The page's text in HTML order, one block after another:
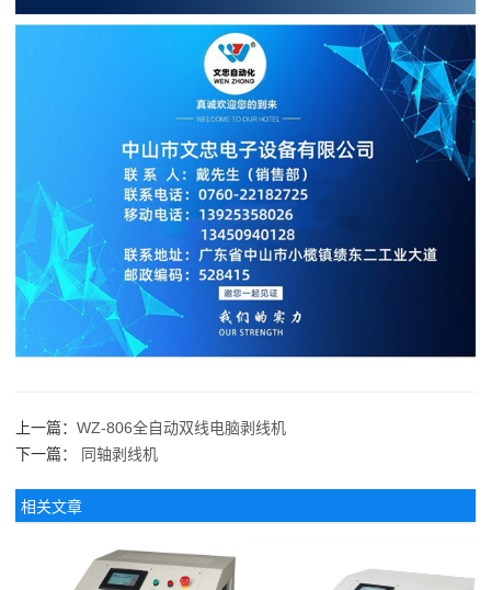
上一篇： WZ-806全自动双线电脑剥线机
下一篇：
同轴剥线机
相关文章